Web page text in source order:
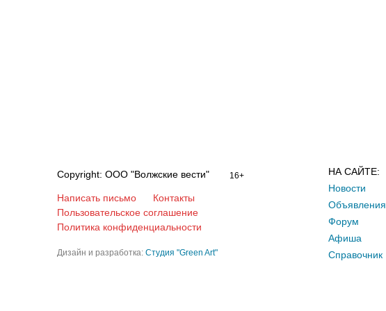
Copyright: ООО "Волжские вести" 16+
Написать письмо
Контакты
Пользовательское соглашение
Политика конфиденциальности
Дизайн и разработка: Студия "Green Art"
НА САЙТЕ:
Новости
Объявления
Форум
Афиша
Справочник